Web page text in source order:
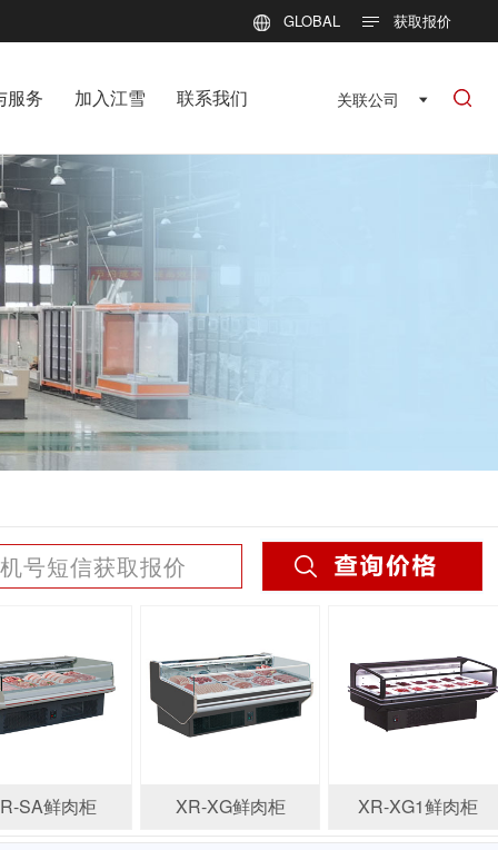
GLOBAL 获取报价
服务 加入江雪 联系我们 关联公司 
SA鲜肉柜 XR-XG鲜肉柜 XR-XG1鲜肉柜